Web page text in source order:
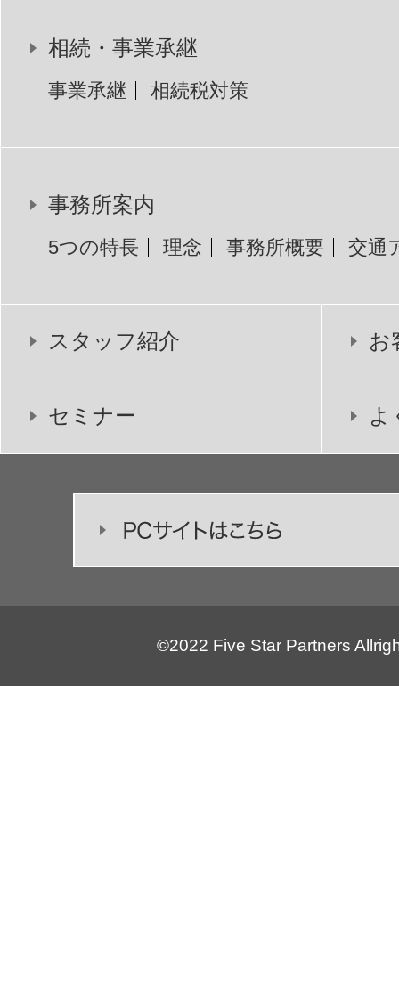
相続・事業承継
事業承継 相続税対策
事務所案内
5つの特長 理念 事務所概要 交通
スタッフ紹介 お
セミナー よ
©2022 Five Star Partners